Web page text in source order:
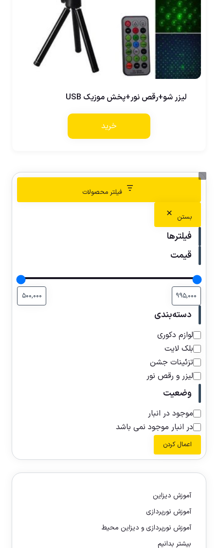
لیزر شو+رقص نور+پخش موزیک USB
خرید
فیلتر محصولات
بستن
فیلترها
قیمت
دسته‌بندی
لوازم دکوری
بلک لایت
تزئینات جشن
لیزر و رقص نور
وضعیت
موجود در انبار
در انبار موجود نمی باشد
اعمال کردن
آموزش دیزاین
آموزش نورپردازی
آموزش نورپردازی و دیزاین محیط
بیشتر بدانیم